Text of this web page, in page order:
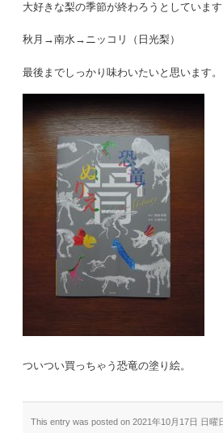
大好きな梨の季節が終わろうとしています
秋月→南水→ニッコリ（日光梨）
最後までしっかり味わいたいと思います。
ついつい買っちゃう恐竜の塗り絵。
This entry was posted on 2021年10月17日 日曜